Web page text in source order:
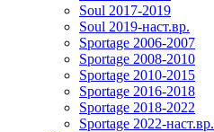
Soul 2017-2019
Soul 2019-наст.вр.
Sportage 2006-2007
Sportage 2008-2010
Sportage 2010-2015
Sportage 2016-2018
Sportage 2018-2022
Sportage 2022-наст.вр.